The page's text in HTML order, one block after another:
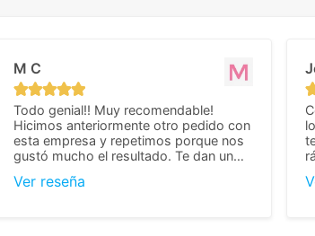
M C
Todo genial!! Muy recomendable!
Hicimos anteriormente otro pedido con
esta empresa y repetimos porque nos
gustó mucho el resultado. Te dan un
que valoramos mucho cuando se trata
Ver reseña